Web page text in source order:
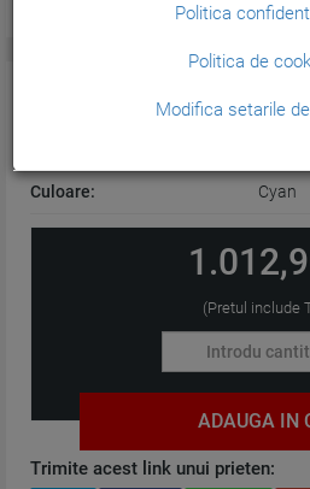
CARACTERISTICI GENERALE:
Culoare: Cyan
(Pretul include
ADAUGA IN
Trimite acest link unui prieten:
Politica
Politica de
Modifica setarile